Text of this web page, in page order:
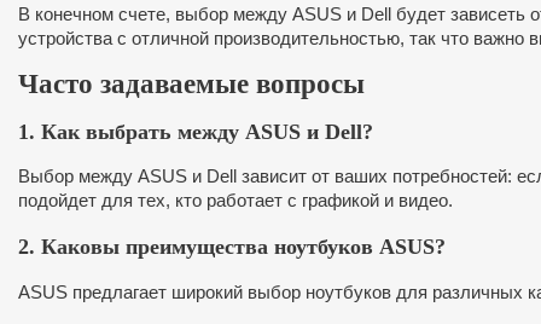
В конечном счете, выбор между ASUS и Dell будет зависеть
устройства с отличной производительностью, так что
Часто задаваемые вопросы
1. Как выбрать между ASUS и Dell?
Выбор между ASUS и Dell зависит от ваших потребностей:
подойдет для тех, кто работает с графикой и видео.
2. Каковы преимущества ноутбуков ASUS?
ASUS предлагает широкий выбор ноутбуков для различных